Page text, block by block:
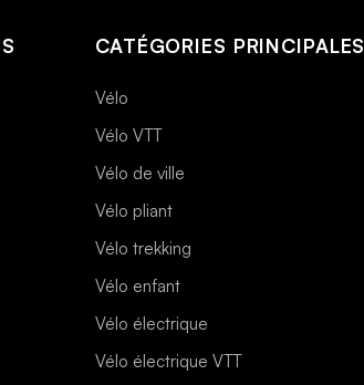
CATÉGORIES PRINCIPALES
Vélo
Vélo VTT
Vélo de ville
Vélo pliant
Vélo trekking
Vélo enfant
Vélo électrique
Vélo électrique VTT